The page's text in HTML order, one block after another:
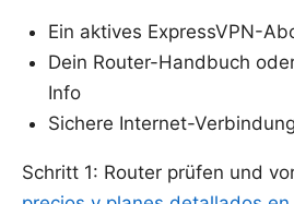
Ein aktives ExpressVPN-
Dein Router-Handbuch
Info
Sichere Internet-
Schritt 1: Router prüfen und